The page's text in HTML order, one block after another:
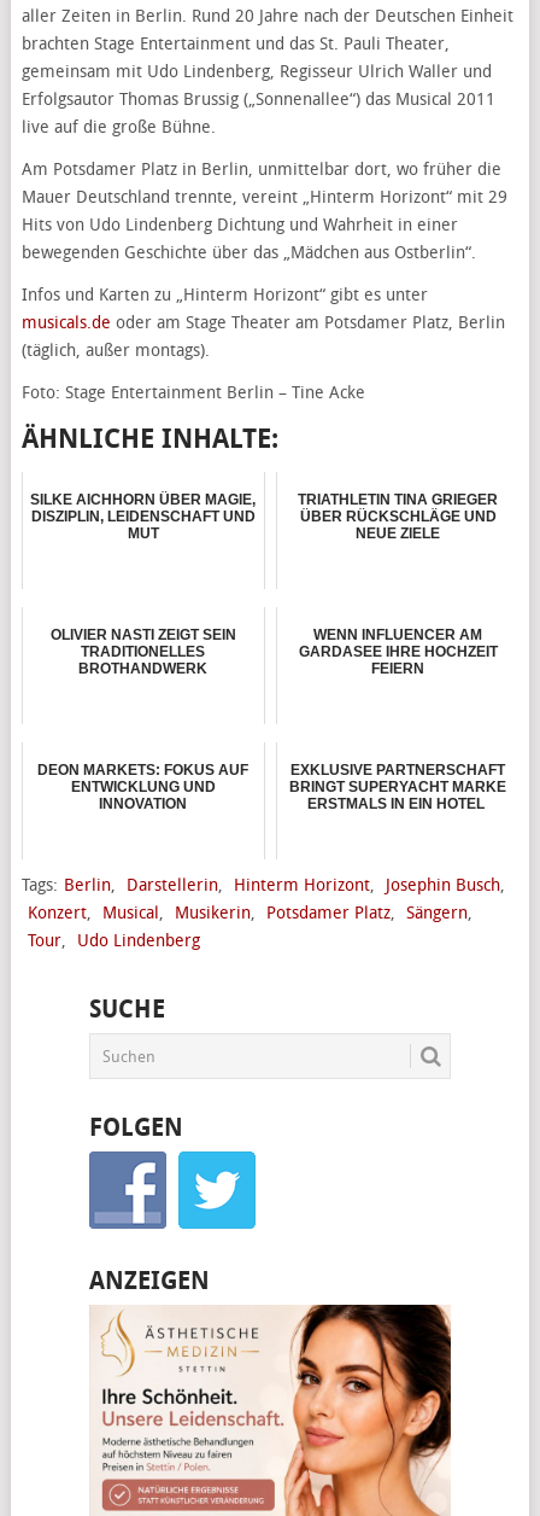
aller Zeiten in Berlin. Rund 20 Jahre nach der Deutschen Einheit
brachten Stage Entertainment und das St. Pauli Theater,
gemeinsam mit Udo Lindenberg, Regisseur Ulrich Waller und
Erfolgsautor Thomas Brussig („Sonnenallee“) das Musical 2011
live auf die große Bühne.
Am Potsdamer Platz in Berlin, unmittelbar dort, wo früher die
Mauer Deutschland trennte, vereint „Hinterm Horizont“ mit 29
Hits von Udo Lindenberg Dichtung und Wahrheit in einer
bewegenden Geschichte über das „Mädchen aus Ostberlin“.
Infos und Karten zu „Hinterm Horizont“ gibt es unter
musicals.de oder am Stage Theater am Potsdamer Platz, Berlin
(täglich, außer montags).
Foto: Stage Entertainment Berlin – Tine Acke
ÄHNLICHE INHALTE:
SILKE AICHHORN ÜBER MAGIE,
DISZIPLIN, LEIDENSCHAFT UND
MUT
TRIATHLETIN TINA GRIEGER
ÜBER RÜCKSCHLÄGE UND
NEUE ZIELE
OLIVIER NASTI ZEIGT SEIN
TRADITIONELLES
BROTHANDWERK
WENN INFLUENCER AM
GARDASEE IHRE HOCHZEIT
FEIERN
DEON MARKETS: FOKUS AUF
ENTWICKLUNG UND
INNOVATION
EXKLUSIVE PARTNERSCHAFT
BRINGT SUPERYACHT MARKE
ERSTMALS IN EIN HOTEL
Tags: Berlin, Darstellerin, Hinterm Horizont, Josephin Busch,
Konzert, Musical, Musikerin, Potsdamer Platz, Sängern,
Tour, Udo Lindenberg
SUCHE
FOLGEN
ANZEIGEN